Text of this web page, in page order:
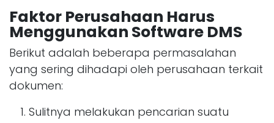
Faktor Perusahaan Harus
Menggunakan Software DMS
Berikut adalah beberapa permasalahan
yang sering dihadapi oleh perusahaan terkait
dokumen:
Sulitnya melakukan pencarian suatu